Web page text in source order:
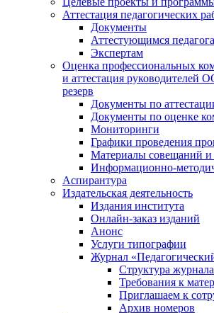
Аттестация педагогических
Документы
Аттестующимся
Экспертам
Оценка профессиональных
и аттестация руководителей
резерв
Документы по
Документы по оценке
Мониторинги
Графики проведения
Материалы совещаний и
Информационно-
Аспирантура
Издательская деятельность
Издания института
Онлайн-заказ изданий
Анонс
Услуги типографии
Журнал
Структура журнала
Требования к
Приглашаем к
Архив номеров